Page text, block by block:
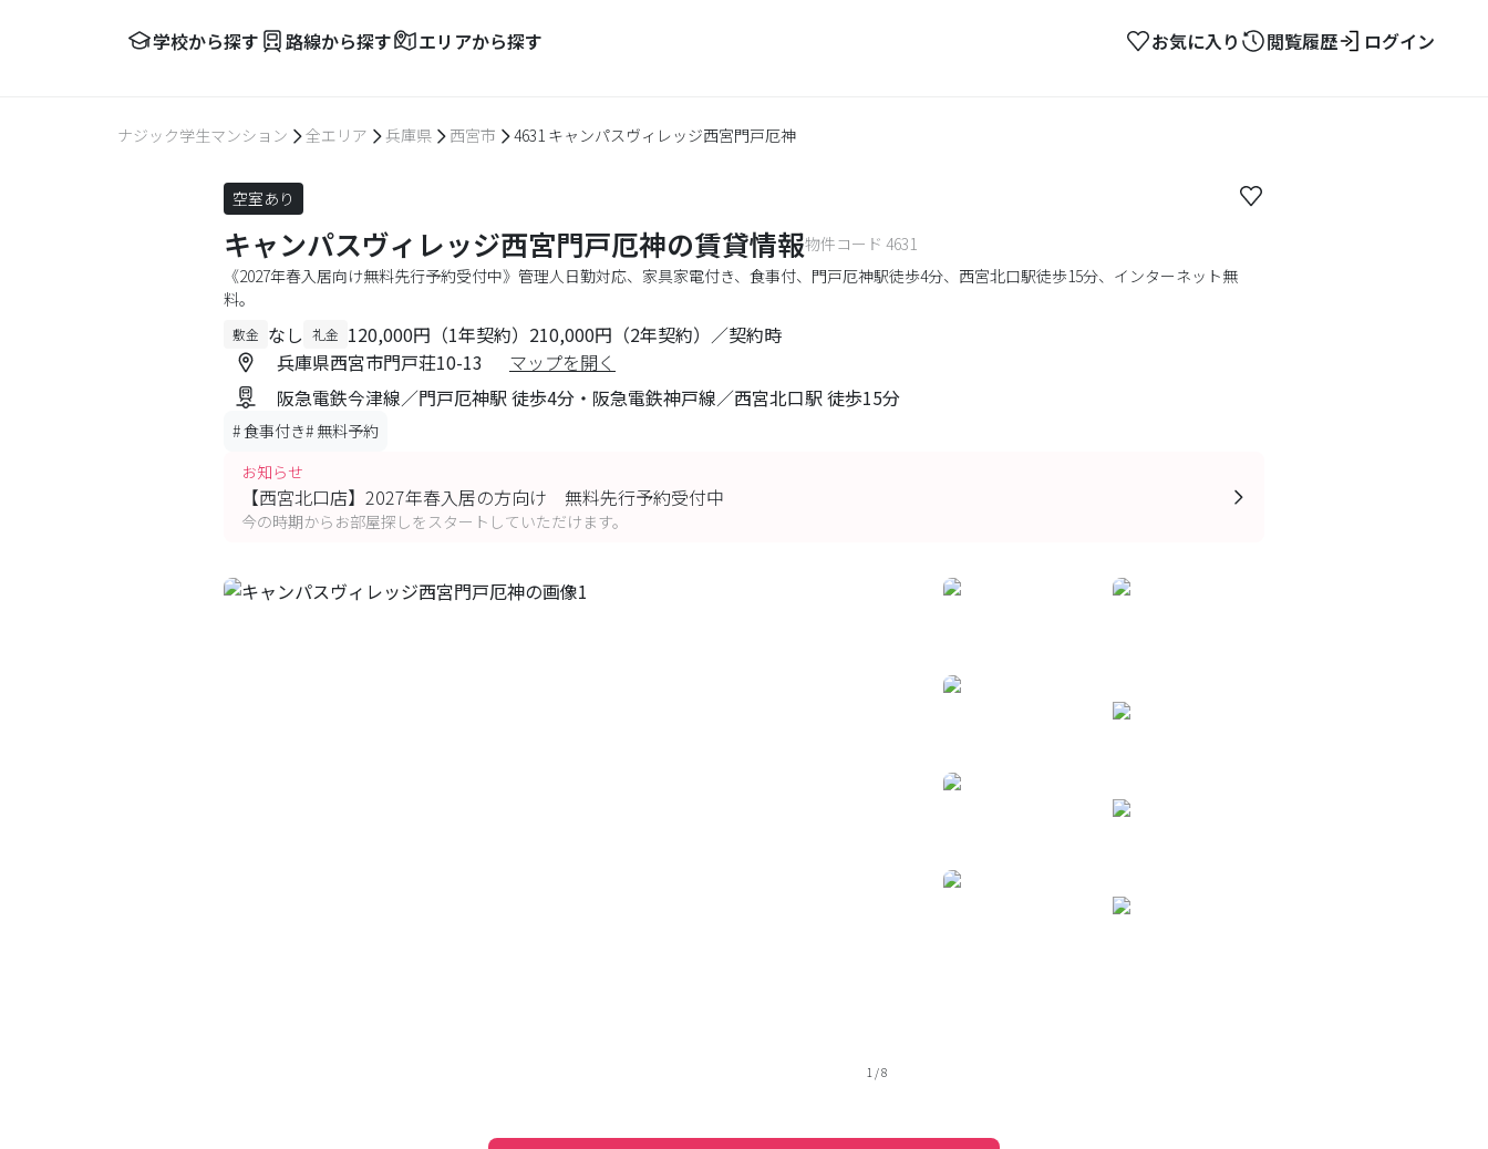
学校から探す 路線から探す エリアから探す お気に入り 閲覧履歴 ログイン
ナジック学生マンション 全エリア 兵庫県 西宮市 4631 キャンパスヴィレッジ西宮門戸厄神
空室あり
キャンパスヴィレッジ西宮門戸厄神の賃貸情報物件コード 4631
《2027年春入居向け無料先行予約受付中》管理人日勤対応、家具家電付き、食事付、門戸厄神駅徒歩4分、西宮北口駅徒歩15分、インターネット無
料。
敷金 なし 礼金 120,000円（1年契約）210,000円（2年契約）／契約時
兵庫県西宮市門戸荘10-13
マップを開く
阪急電鉄今津線／門戸厄神駅 徒歩4分・阪急電鉄神戸線／西宮北口駅 徒歩15分
#食事付き# 無料予約
お知らせ
【西宮北口店】2027年春入居の方向け 無料先行予約受付中
今の時期からお部屋探しをスタートしていただけます。
1 /8